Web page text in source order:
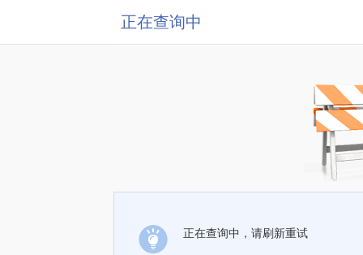
正在查询中
正在查询中，请刷新重试